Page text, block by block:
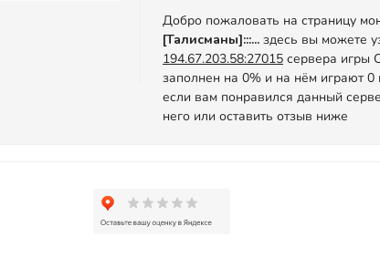
Добро пожаловать на страницу
[Талисманы]:::... здесь вы можете
194.67.203.58:27015 сервера игры
заполнен на 0% и на нём играют
если вам понравился данный
него или оставить отзыв ниже